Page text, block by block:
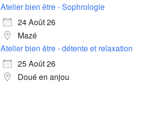
Atelier bien être - Sophrologie
24 Août 26
Mazé
Atelier bien être - détente et relaxation
25 Août 26
Doué en anjou